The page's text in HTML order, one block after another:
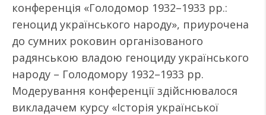
конференція «Голодомор 1932–1933 рр.:
геноцид українського народу», приурочена
до сумних роковин організованого
радянською владою геноциду українського
народу – Голодомору 1932–1933 рр.
Модерування конференції здійснювалося
викладачем курсу «Історія української